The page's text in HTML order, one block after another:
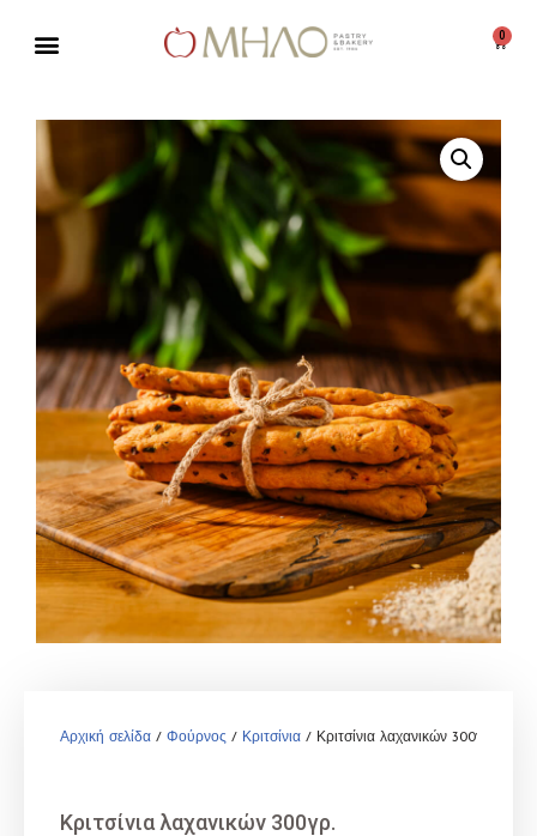
περιεχόμενο
0
Αρχική σελίδα / Φούρνος / Κριτσίνια / Κριτσίνια λαχανικών 300γρ.
Κριτσίνια λαχανικών 300γρ.